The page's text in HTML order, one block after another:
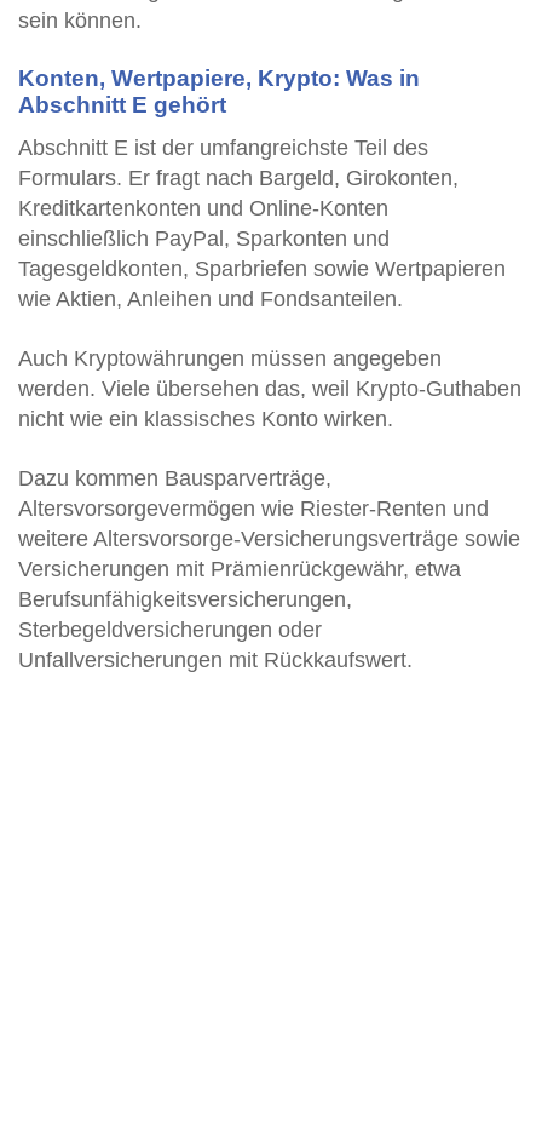
sein können.
Konten, Wertpapiere, Krypto: Was in
Abschnitt E gehört
Abschnitt E ist der umfangreichste Teil des
Formulars. Er fragt nach Bargeld, Girokonten,
Kreditkartenkonten und Online-Konten
einschließlich PayPal, Sparkonten und
Tagesgeldkonten, Sparbriefen sowie Wertpapieren
wie Aktien, Anleihen und Fondsanteilen.
Auch Kryptowährungen müssen angegeben
werden. Viele übersehen das, weil Krypto-Guthaben
nicht wie ein klassisches Konto wirken.
Dazu kommen Bausparverträge,
Altersvorsorgevermögen wie Riester-Renten und
weitere Altersvorsorge-Versicherungsverträge sowie
Versicherungen mit Prämienrückgewähr, etwa
Berufsunfähigkeitsversicherungen,
Sterbegeldversicherungen oder
Unfallversicherungen mit Rückkaufswert.